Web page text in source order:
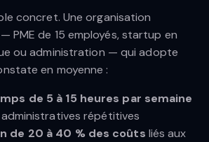
concret. Une organisation
PME de 15 employés, startup en
ou administration — qui adopte
en moyenne :
de 5 à 15 heures par semaine
répétitives
de 20 à 40 % des coûts liés aux